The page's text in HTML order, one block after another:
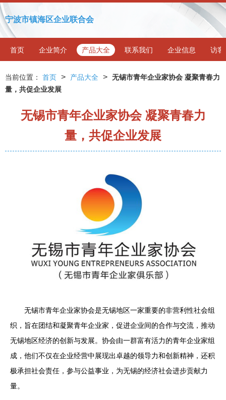
宁波市镇海区企业联合会
首页 企业简介 产品大全 联系我们 企业信息 访客
当前位置： 首页 > 产品大全 > 无锡市青年企业家协会 凝聚青春力
量，共促企业发展
无锡市青年企业家协会 凝聚青春力
量，共促企业发展
无锡市青年企业家协会是无锡地区一家重要的非营利性社会组
织，旨在团结和凝聚青年企业家，促进企业间的合作与交流，推动
无锡地区经济的创新与发展。协会由一群富有活力的青年企业家组
成，他们不仅在企业经营中展现出卓越的领导力和创新精神，还积
极承担社会责任，参与公益事业，为无锡的经济社会进步贡献力
量。